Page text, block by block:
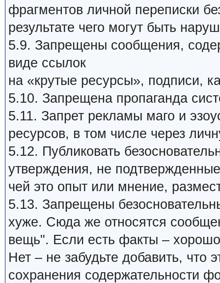
фрагментов личной переписки
результате чего могут быть
5.9. Запрещены сообщения,
виде ссылок
на «крутые ресурсы», подписи,
5.10. Запрещена пропаганда
5.11. Запрет рекламы маго и
ресурсов, в том числе через
5.12. Публиковать
утверждения, не
чей это опыт или мнение,
5.13. Запрещены
хуже. Сюда же относятся
вещь". Если есть факты –
Нет – не забудьте добавить,
сохранения содержательности